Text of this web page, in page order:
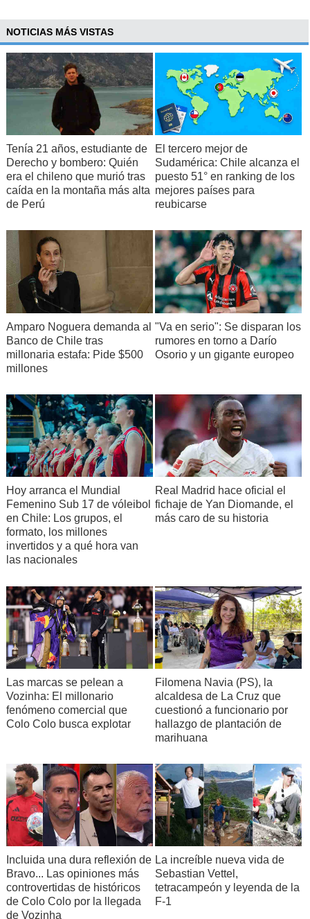
NOTICIAS MÁS VISTAS
Tenía 21 años, estudiante de
Derecho y bombero: Quién
era el chileno que murió tras
caída en la montaña más alta
de Perú
El tercero mejor de
Sudamérica: Chile alcanza el
puesto 51° en ranking de los
mejores países para
reubicarse
Amparo Noguera demanda al
Banco de Chile tras
millonaria estafa: Pide $500
millones
"Va en serio": Se disparan los
rumores en torno a Darío
Osorio y un gigante europeo
Hoy arranca el Mundial
Femenino Sub 17 de vóleibol
en Chile: Los grupos, el
formato, los millones
invertidos y a qué hora van
las nacionales
Real Madrid hace oficial el
fichaje de Yan Diomande, el
más caro de su historia
Las marcas se pelean a
Vozinha: El millonario
fenómeno comercial que
Colo Colo busca explotar
Filomena Navia (PS), la
alcaldesa de La Cruz que
cuestionó a funcionario por
hallazgo de plantación de
marihuana
Incluida una dura reflexión de
Bravo... Las opiniones más
controvertidas de históricos
de Colo Colo por la llegada
de Vozinha
La increíble nueva vida de
Sebastian Vettel,
tetracampeón y leyenda de la
F-1